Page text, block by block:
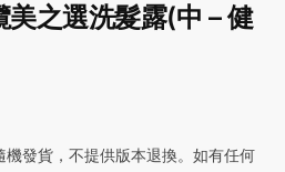
之選洗髮露(中 – 健
發貨，不提供版本退換。如有任何